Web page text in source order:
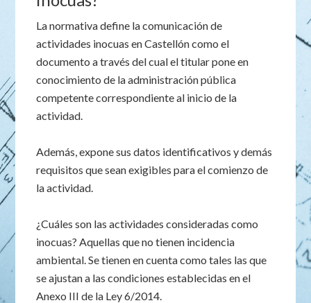
La normativa define la comunicación de
actividades inocuas en Castellón como el
documento a través del cual el titular pone en
conocimiento de la administración pública
competente correspondiente al inicio de la
actividad.
Además, expone sus datos identificativos y demás
requisitos que sean exigibles para el comienzo de
la actividad.
¿Cuáles son las actividades consideradas como
inocuas? Aquellas que no tienen incidencia
ambiental. Se tienen en cuenta como tales las que
se ajustan a las condiciones establecidas en el
Anexo III de la Ley 6/2014.